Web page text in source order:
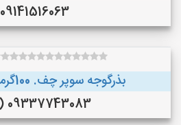
09141516063 ()
بذرگوجه‌ سوپر چف. 100گرمی. اصل آمریکا
09337743083 (ارومیه)